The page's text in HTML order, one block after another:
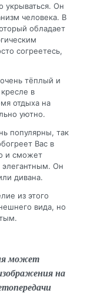
укрываться. Он
человека. В
обладает
согреетесь,
тёплый и
в
отдыха на
уютно.
популярны, так
Вас в
и сможет
элегантным. Он
дивана.
из этого
вида, но
может
на